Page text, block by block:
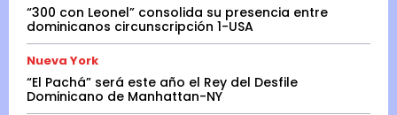
“300 con Leonel” consolida su presencia entre
dominicanos circunscripción 1-USA
Nueva York
“El Pachá” será este año el Rey del Desfile
Dominicano de Manhattan-NY